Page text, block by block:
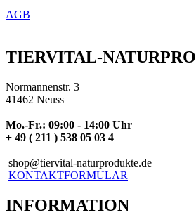
AGB
TIERVITAL-
Normannenstr. 3
41462 Neuss
Mo.-Fr.: 09:00 - 14:00 Uhr
+ 49 ( 211 ) 538 05 03 4
shop@tiervital-naturprodukte.de
KONTAKTFORMULAR
INFORMATION